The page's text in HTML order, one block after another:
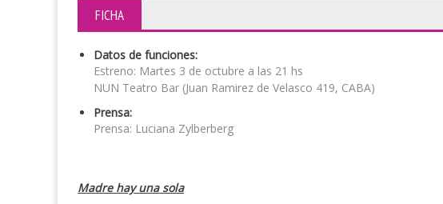
FICHA
Datos de funciones:
Estreno: Martes 3 de octubre a las 21 hs
NUN Teatro Bar (Juan Ramirez de Velasco 419, CABA)
Prensa:
Prensa: Luciana Zylberberg
Madre hay una sola